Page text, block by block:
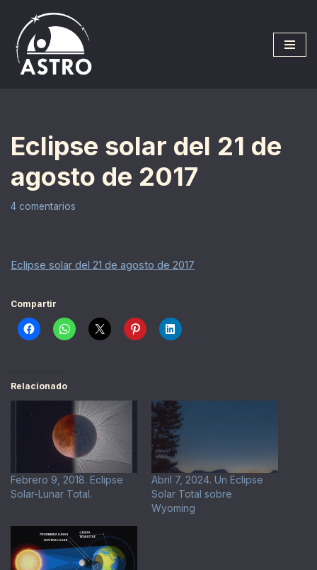
Saltar
al
contenido
Eclipse solar del 21 de
agosto de 2017
4 comentarios
Eclipse solar del 21 de agosto de 2017
Compartir
Relacionado
Febrero 9, 2018. Eclipse
Solar-Lunar Total.
Abril 7, 2024. Un Eclipse
Solar Total sobre
Wyoming